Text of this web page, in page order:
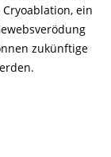
ein
zukünftige